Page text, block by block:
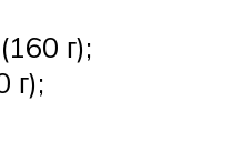
г);
г);